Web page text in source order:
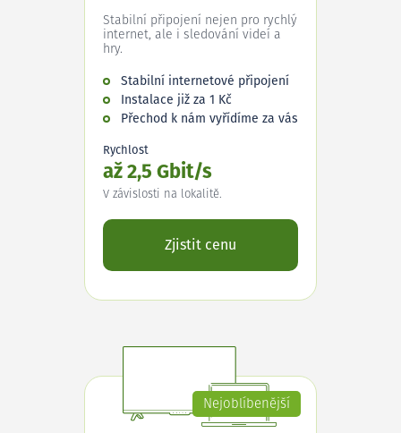
Stabilní připojení nejen pro rychlý
internet, ale i sledování videí a
hry.
Stabilní internetové připojení
Instalace již za 1 Kč
Přechod k nám vyřídíme za vás
Rychlost
až 2,5 Gbit/s
V závislosti na lokalitě.
Zjistit cenu
Nejoblíbenější